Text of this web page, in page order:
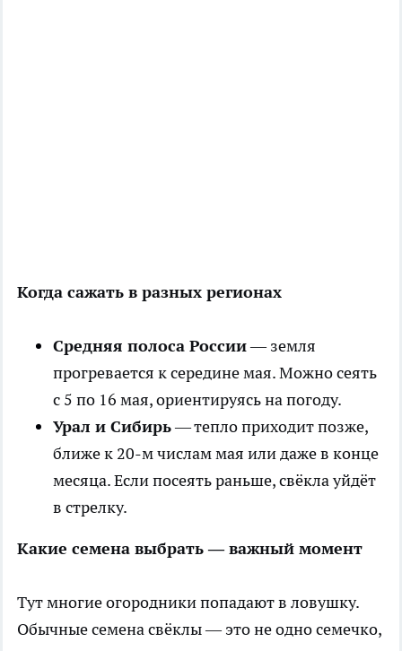
Когда сажать в разных регионах
Средняя полоса России— земля
прогревается к середине мая. Можно сеять
с 5 по 16 мая, ориентируясь на погоду.
Урал и Сибирь— тепло приходит позже,
ближе к 20-м числам мая или даже в конце
месяца. Если посеять раньше, свёкла уйдёт
в стрелку.
Какие семена выбрать — важный момент
Тут многие огородники попадают в ловушку.
Обычные семена свёклы — это не одно семечко,